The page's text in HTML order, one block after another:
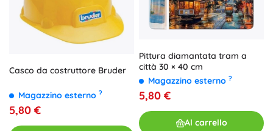
Casco da costruttore Bruder
Magazzino esterno ?
5,80 €
Pittura diamantata tram a
città 30 × 40 cm
Magazzino esterno ?
5,80 €
Al carrello